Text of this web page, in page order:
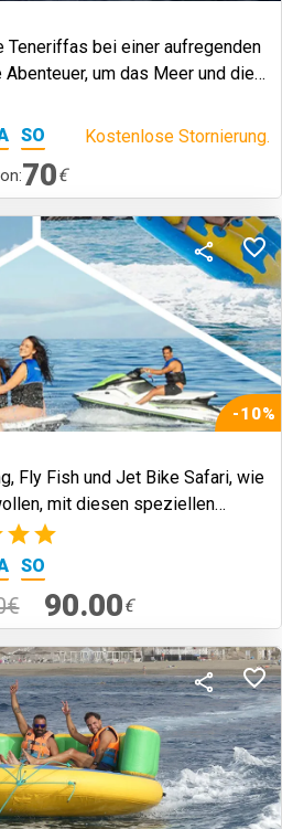
Teneriffas bei einer aufregenden
um das Meer und die
SO Kostenlose Stornierung.
70€
-10%
Fly Fish und Jet Bike Safari, wie
mit diesen speziellen
(2)
SO
90.00€